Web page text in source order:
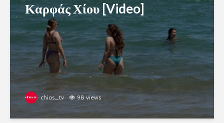
Καρφάς Χίου [Video]
chios_tv 98 views